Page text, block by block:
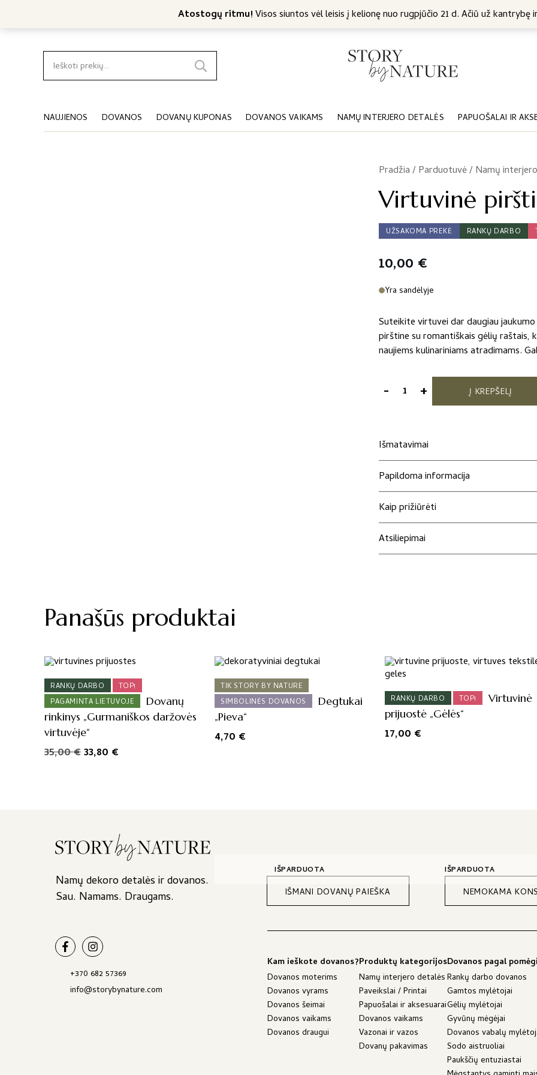
Atostogų ritmu!Visos siuntos vėl leisis į kelionę nuo rugpjūčio 21 d. Ačiū už
Nemokamas siuntimas nuo 45 Eur
Ieškoti:
NAUJIENOS DOVANOS DOVANŲ KUPONAS DOVANOS VAIKAMS NAMŲ INTERJERO DETALĖS PAPUOŠALAI IR
Pradžia/Parduotuvė/Namų
/
Virtuvinė
UŽSAKOMA PREKĖ RANKŲ DARBO
10,00 €
Yra sandėlyje
Suteikite virtuvei dar daugiau
pirštine su romantiškais gėlių raštais,
naujiems kulinariniams atradimams.
-produkto
pirštinė
+ Į KREPŠELĮ
Išmatavimai
Papildoma informacija
Kaip prižiūrėti
Atsiliepimai
Panašūs produktai
RANKŲ DARBO
TOP!
PAGAMINTA LIETUVOJE
Dovanų
rinkinys „Gurmaniškos daržovės
virtuvėje“
35,00€Original
33,80 €
TIK STORY BY NATURE
SIMBOLINĖS DOVANOS
Degtukai
„Pieva“
4,70 €
IŠPARDUOTA
RANKŲ DARBO TOP!
Virtuvinė
prijuostė „Gėlės“
17,00 €
IŠPARDUOTA
Namų dekoro detalės ir dovanos.
Sau. Namams. Draugams.
+370 682 57369
info@storybynature.com
IŠMANI DOVANŲ PAIEŠKA NEMOKAMA
Kam ieškote dovanos?
Dovanos moterims
Dovanos vyrams
Dovanos šeimai
Dovanos vaikams
Dovanos draugui
Produktų kategorijos
Namų interjero detalės
Paveikslai / Printai
Papuošalai ir aksesuarai
Dovanos vaikams
Vazonai ir vazos
Dovanų pakavimas
Dovanos pagal
Rankų darbo dovanos
Gamtos mylėtojai
Gėlių mylėtojai
Gyvūnų mėgėjai
Dovanos vabalų
Sodo aistruoliai
Paukščių entuziastai